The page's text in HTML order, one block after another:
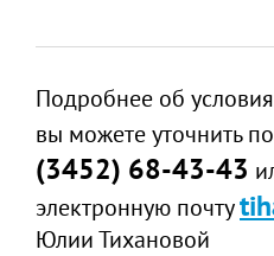
Подробнее об
вы можете уточнить
(3452) 68-43-43
электронную почту
Юлии Тихановой